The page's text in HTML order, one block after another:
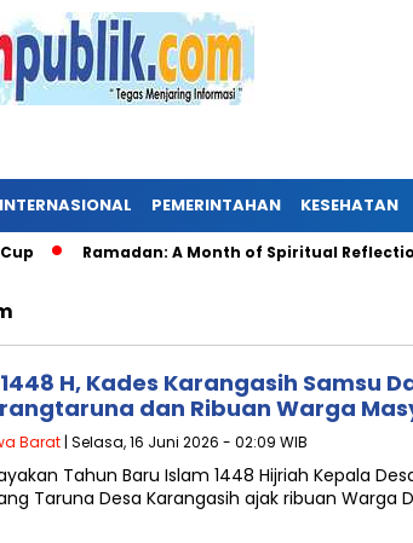
INTERNASIONAL PEMERINTAHAN KESEHATAN
Ramadan: A Month of Spiritual Reflection,
H, Kades Karangasih Samsu
dan Ribuan Warga
Barat | Selasa, 16 Juni 2026 - 02:09 WIB
Tahun Baru Islam 1448 Hijriah Kepala
Taruna Desa Karangasih ajak ribuan Warga